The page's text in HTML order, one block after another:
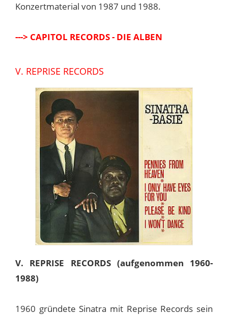
Konzertmaterial von 1987 und 1988.
---> CAPITOL RECORDS - DIE ALBEN
V. REPRISE RECORDS
V. REPRISE RECORDS (aufgenommen 1960-
1988)
1960 gründete Sinatra mit Reprise Records sein